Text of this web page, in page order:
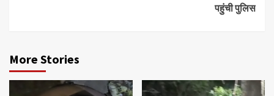
पहुंची पुलिस
More Stories